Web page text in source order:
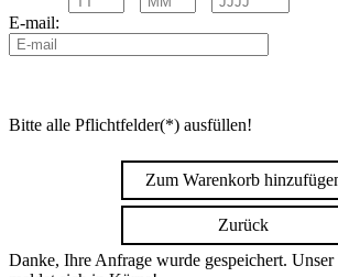
E-mail:
Bitte alle Pflichtfelder(*) ausfüllen!
Zum Warenkorb
Zurück
Danke, Ihre Anfrage wurde gespeichert.